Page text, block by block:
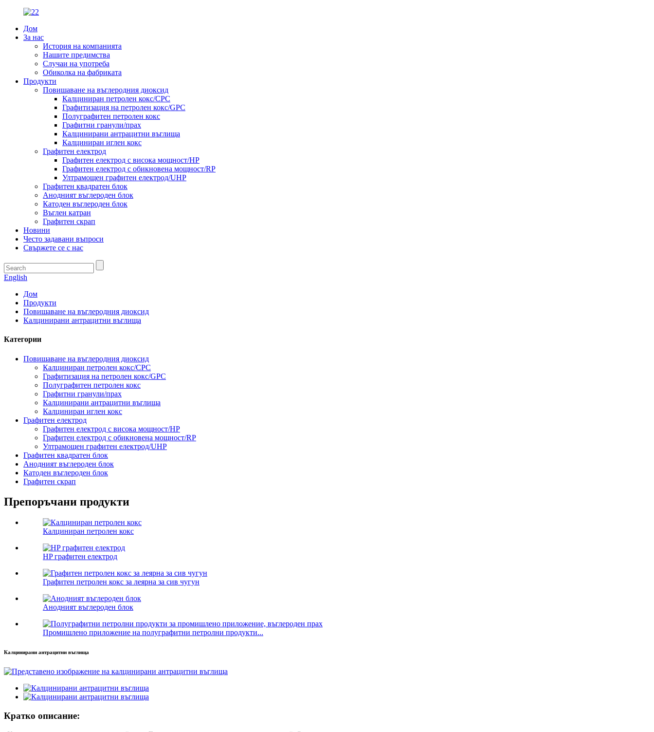
Дом
За нас
История на компанията
Нашите предимства
Случаи на употреба
Обиколка на фабриката
Продукти
Повишаване на въглеродния диоксид
Калциниран петролен кокс/CPC
Графитизация на петролен кокс/GPC
Полуграфитен петролен кокс
Графитни гранули/прах
Калцинирани антрацитни въглища
Калциниран иглен кокс
Графитен електрод
Графитен електрод с висока мощност/HP
Графитен електрод с обикновена мощност/RP
Ултрамощен графитен електрод/UHP
Графитен квадратен блок
Анодният въглероден блок
Катоден въглероден блок
Въглен катран
Графитен скрап
Новини
Често задавани въпроси
Свържете се с нас
English
Дом
Продукти
Повишаване на въглеродния диоксид
Калцинирани антрацитни въглища
Категории
Повишаване на въглеродния диоксид
Калциниран петролен кокс/CPC
Графитизация на петролен кокс/GPC
Полуграфитен петролен кокс
Графитни гранули/прах
Калцинирани антрацитни въглища
Калциниран иглен кокс
Графитен електрод
Графитен електрод с висока мощност/HP
Графитен електрод с обикновена мощност/RP
Ултрамощен графитен електрод/UHP
Графитен квадратен блок
Анодният въглероден блок
Катоден въглероден блок
Графитен скрап
Препоръчани продукти
Калциниран петролен кокс
HP графитен електрод
Графитен петролен кокс за леярна за сив чугун
Анодният въглероден блок
Промишлено приложение на полуграфитни петролни продукти...
Калцинирани антрацитни въглища
Кратко описание: